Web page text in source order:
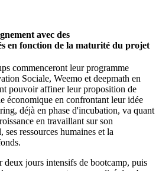
avec des
en fonction de la maturité du projet
commenceront leur programme
Sociale, Weemo et deepmath en
pouvoir affiner leur proposition de
économique en confrontant leur idée
déjà en phase d'incubation, va quant
en travaillant sur son
ressources humaines et la
deux jours intensifs de bootcamp, puis